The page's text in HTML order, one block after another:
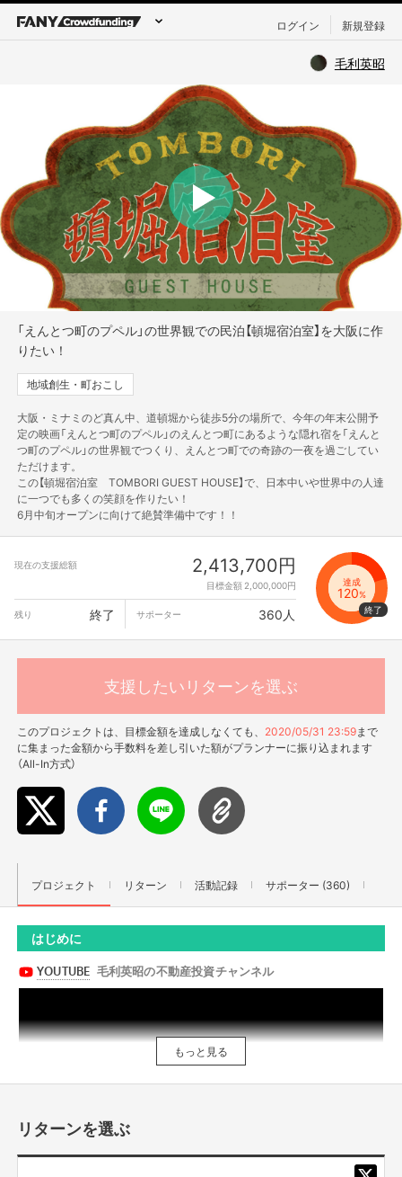
ログイン 新規登録
毛利英昭
「えんとつ町のプペル」の世界観での民泊【頓堀宿泊室】を大阪に作
りたい！
地域創生・町おこし
大阪・ミナミのど真ん中、道頓堀から徒歩5分の場所で、今年の年末公開予
定の映画「えんとつ町のプペル」のえんとつ町にあるような隠れ宿を「えんと
つ町のプペル」の世界観でつくり、えんとつ町での奇跡の一夜を過ごしてい
ただけます。
この【頓堀宿泊室 TOMBORI GUEST HOUSE】で、日本中いや世界中の人達
に一つでも多くの笑顔を作りたい！
6月中旬オープンに向けて絶賛準備中です！！
現在の支援総額 2,413,700円
目標金額 2,000,000円 達成
120%
残り
終了 サポーター 360人
支援したいリターンを選ぶ
このプロジェクトは、目標金額を達成しなくても、 2020/05/31 23:59まで
に集まった金額から手数料を差し引いた額がプランナーに振り込まれます
（All-In方式）
プロジェクト リターン 活動記録 サポーター (360)
はじめに
もっと見る
リターンを選ぶ